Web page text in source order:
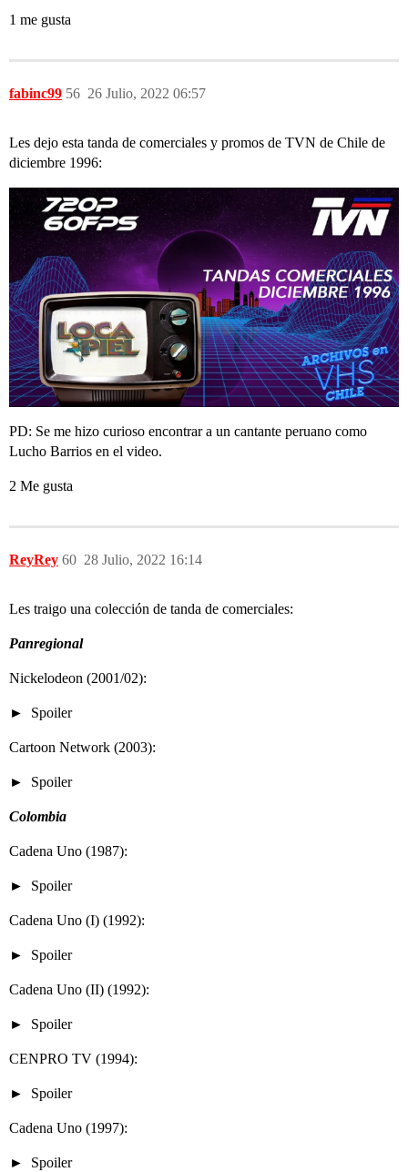
1 me gusta
fabinc99 26 Julio, 2022 06:57
56
Les dejo esta tanda de comerciales y promos de TVN de Chile de
diciembre 1996:
PD: Se me hizo curioso encontrar a un cantante peruano como
Lucho Barrios en el video.
2 Me gusta
ReyRey 28 Julio, 2022 16:14
60
Les traigo una colección de tanda de comerciales:
Panregional
Nickelodeon (2001/02):
Spoiler
Cartoon Network (2003):
Spoiler
Colombia
Cadena Uno (1987):
Spoiler
Cadena Uno (I) (1992):
Spoiler
Cadena Uno (II) (1992):
Spoiler
CENPRO TV (1994):
Spoiler
Cadena Uno (1997):
Spoiler